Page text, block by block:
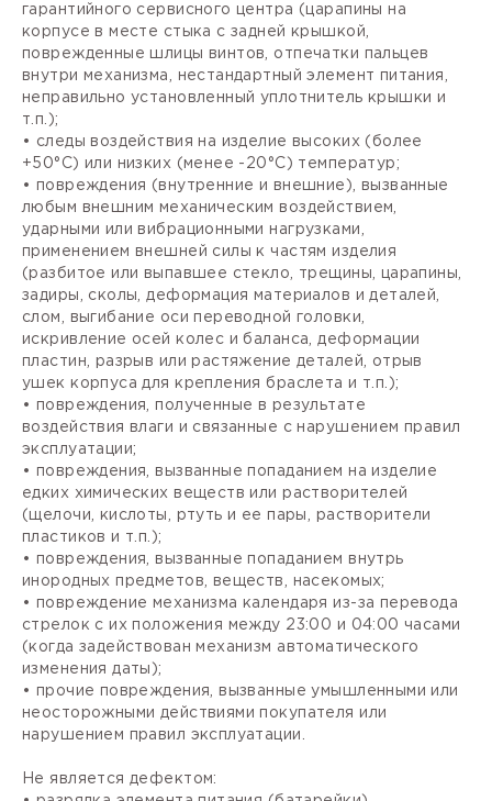
гарантийного сервисного центра (царапины на
корпусе в месте стыка с задней крышкой,
поврежденные шлицы винтов, отпечатки пальцев
внутри механизма, нестандартный элемент питания,
неправильно установленный уплотнитель крышки и
т.п.);
• следы воздействия на изделие высоких (более
+50°С) или низких (менее -20°С) температур;
• повреждения (внутренние и внешние), вызванные
любым внешним механическим воздействием,
ударными или вибрационными нагрузками,
применением внешней силы к частям изделия
(разбитое или выпавшее стекло, трещины, царапины,
задиры, сколы, деформация материалов и деталей,
слом, выгибание оси переводной головки,
искривление осей колес и баланса, деформации
пластин, разрыв или растяжение деталей, отрыв
ушек корпуса для крепления браслета и т.п.);
• повреждения, полученные в результате
воздействия влаги и связанные с нарушением правил
эксплуатации;
• повреждения, вызванные попаданием на изделие
едких химических веществ или растворителей
(щелочи, кислоты, ртуть и ее пары, растворители
пластиков и т.п.);
• повреждения, вызванные попаданием внутрь
инородных предметов, веществ, насекомых;
• повреждение механизма календаря из-за перевода
стрелок с их положения между 23:00 и 04:00 часами
(когда задействован механизм автоматического
изменения даты);
• прочие повреждения, вызванные умышленными или
неосторожными действиями покупателя или
нарушением правил эксплуатации.
Не является дефектом: